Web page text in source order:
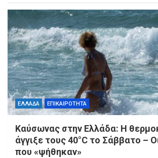
ΕΛΛΑΔΑ ΕΠΙΚΑΙΡΟΤΗΤΑ
Καύσωνας στην Ελλάδα: Η
άγγιξε τους 40°C το Σάββατο –
που «ψήθηκαν»